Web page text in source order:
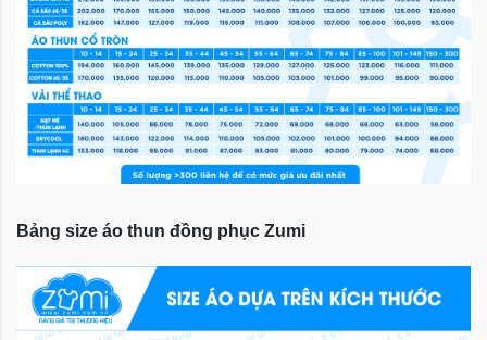
Bảng size áo thun đồng phục Zumi